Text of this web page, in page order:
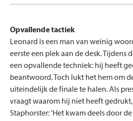
Opvallende tactiek
Leonard is een man van weinig
eerste een plek aan de desk. Tijdens
een opvallende techniek: hij heeft
beantwoord. Toch lukt het hem om
uiteindelijk de finale te halen. Als
vraagt waarom hij niet heeft
Staphorster: 'Het kwam deels door